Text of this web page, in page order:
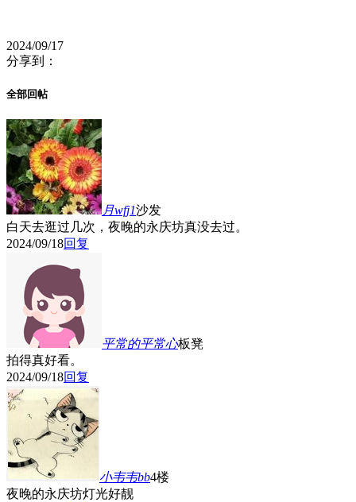
2024/09/17
分享到：
全部回帖
月wfj1沙发
白天去逛过几次，夜晚的永庆坊真没去过。
2024/09/18回复
平常的平常心板凳
拍得真好看。
2024/09/18回复
小韦韦bb4楼
夜晚的永庆坊灯光好靓